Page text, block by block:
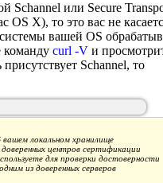
Schannel или Secure
X), то это вас не
вашей OS
команду curl -V и
Schannel, то
локальном хранилище
центров сертификации
для проверки достоверности
из доверенных серверов